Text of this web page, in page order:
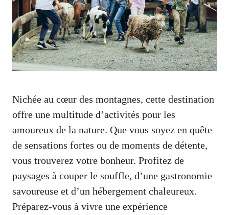
Nichée au cœur des montagnes, cette destination
offre une multitude d’activités pour les
amoureux de la nature. Que vous soyez en quête
de sensations fortes ou de moments de détente,
vous trouverez votre bonheur. Profitez de
paysages à couper le souffle, d’une gastronomie
savoureuse et d’un hébergement chaleureux.
Préparez-vous à vivre une expérience